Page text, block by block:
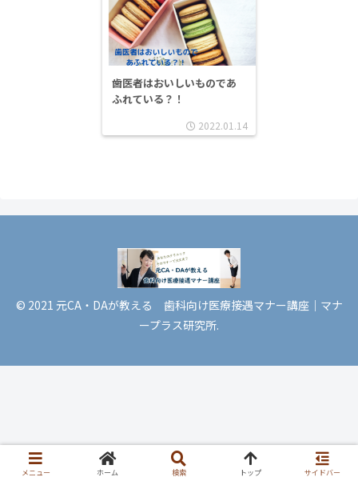
歯医者はおいしいものであ
ふれている？！
2022.01.14
© 2021 元CA・DAが教える 歯科向け医療接遇マナー講座｜マナ
ープラス研究所.
メニュー ホーム 検索 トップ サイドバー